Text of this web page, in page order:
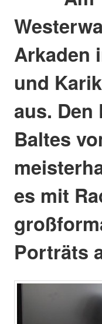
Arkaden
und
aus.
Baltes
es mit
Porträts